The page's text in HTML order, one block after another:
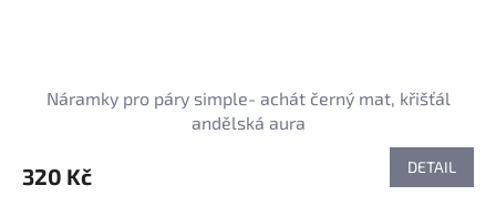
Náramky pro páry simple- achát černý mat, křišťál
andělská aura
320 Kč DETAIL